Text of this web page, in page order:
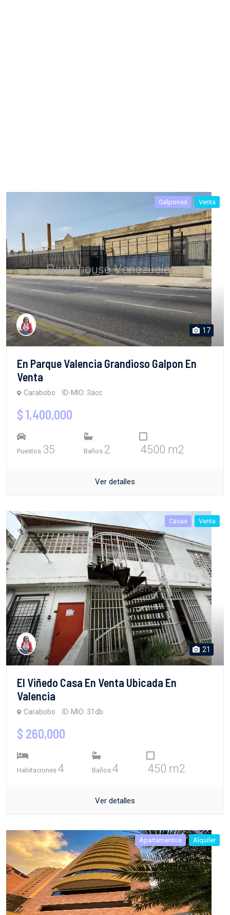
Galpones Venta
17
En Parque Valencia Grandioso Galpon En
Venta
Carabobo ID-MIO: 3acc
$ 1,400,000
Puestos 35 Baños 2 4500 m2
Ver detalles
Casas Venta
21
El Viñedo Casa En Venta Ubicada En
Valencia
Carabobo ID-MIO: 31db
$ 260,000
Habitaciones 4 Baños 4 450 m2
Ver detalles
Apartamentos Alquiler